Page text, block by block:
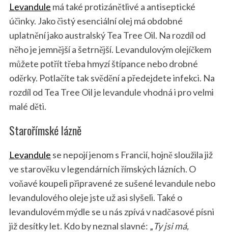
Levandule má také protizánětlivé a antiseptické
účinky. Jako čistý esenciální olej má obdobné
uplatnění jako australský Tea Tree Oil. Na rozdíl od
něho je jemnější a šetrnější. Levandulovým olejíčkem
můžete potřít třeba hmyzí štípance nebo drobné
oděrky. Potlačíte tak svědění a předejdete infekci. Na
rozdíl od Tea Tree Oil je levandule vhodná i pro velmi
malé děti.
Starořímské lázně
Levandule se nepojí jenom s Francií, hojně sloužila již
ve starověku v legendárních římských lázních. O
voňavé koupeli připravené ze sušené levandule nebo
levandulového oleje jste už asi slyšeli. Také o
levandulovém mýdle se u nás zpívá v nadčasové písni
již desítky let. Kdo by neznal slavné: „Ty jsi má,